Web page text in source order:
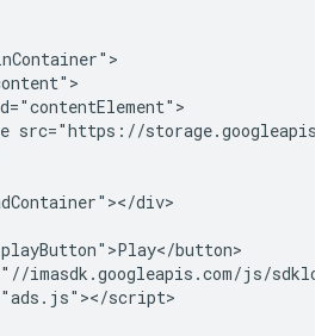
src="https://
div>
button>
imasdk.googleapis.com/js/
script>